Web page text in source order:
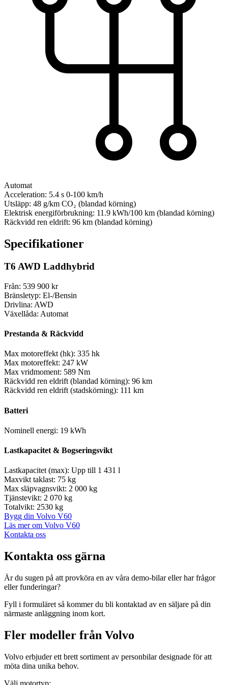
Automat
Acceleration: 5.4 s 0-100 km/h
Utsläpp: 48 g/km CO₂ (blandad körning)
Elektrisk energiförbrukning: 11.9 kWh/100 km (blandad körning)
Räckvidd ren eldrift: 96 km (blandad körning)
Specifikationer
T6 AWD Laddhybrid
Från: 539 900 kr
Bränsletyp: El-/Bensin
Drivlina: AWD
Växellåda: Automat
Prestanda & Räckvidd
Max motoreffekt (hk): 335 hk
Max motoreffekt: 247 kW
Max vridmoment: 589 Nm
Räckvidd ren eldrift (blandad körning): 96 km
Räckvidd ren eldrift (stadskörning): 111 km
Batteri
Nominell energi: 19 kWh
Lastkapacitet & Bogseringsvikt
Lastkapacitet (max): Upp till 1 431 l
Maxvikt taklast: 75 kg
Max släpvagnsvikt: 2 000 kg
Tjänstevikt: 2 070 kg
Totalvikt: 2530 kg
Bygg din Volvo V60
Läs mer om Volvo V60
Kontakta oss
Kontakta oss gärna
Är du sugen på att provköra en av våra demo-bilar eller har frågor
eller funderingar?
Fyll i formuläret så kommer du bli kontaktad av en säljare på din
närmaste anläggning inom kort.
Fler modeller från Volvo
Volvo erbjuder ett brett sortiment av personbilar designade för att
möta dina unika behov.
Välj motortyp: